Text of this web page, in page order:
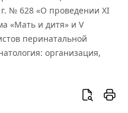
г. № 628 «О проведении XI
«Мать и дитя» и V
перинатальной
организация,